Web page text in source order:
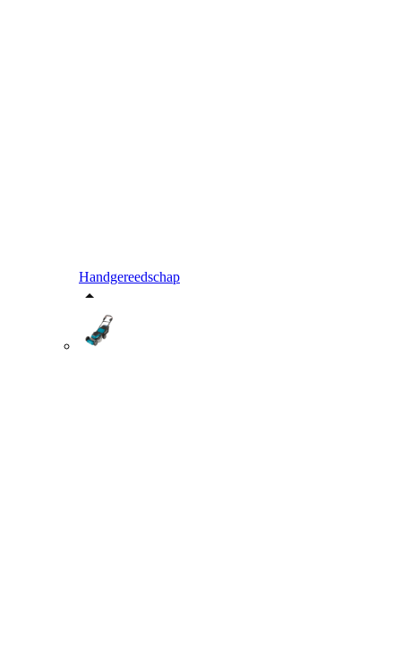
Handgereedschap